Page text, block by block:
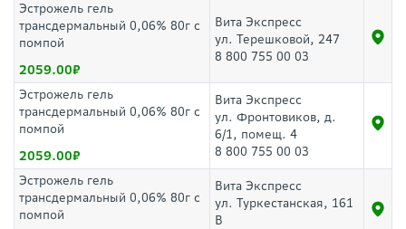
Эстрожель гель
трансдермальный 0,06% 80г с
помпой
2059.00
Вита Экспресс
ул. Терешковой, 247
8 800 755 00 03
Эстрожель гель
трансдермальный 0,06% 80г с
помпой
2059.00
Вита Экспресс
ул. Фронтовиков, д.
6/1, помещ. 4
8 800 755 00 03
Эстрожель гель
трансдермальный 0,06% 80г с
помпой
Вита Экспресс
ул. Туркестанская, 161
В